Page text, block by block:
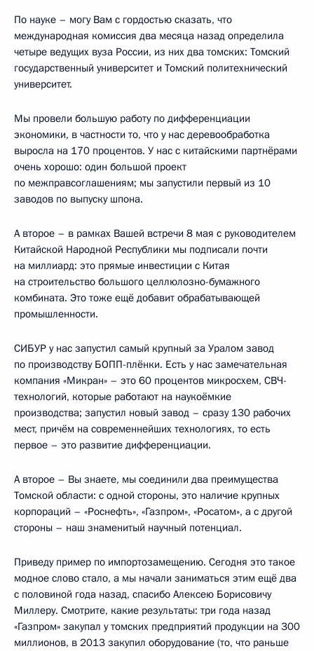
По науке – могу Вам с гордостью сказать, что
международная комиссия два месяца назад определила
четыре ведущих вуза России, из них два томских: Томский
государственный университет и Томский политехнический
университет.
Мы провели большую работу по дифференциации
экономики, в частности то, что у нас деревообработка
выросла на 170 процентов. У нас с китайскими партнёрами
очень хорошо: один большой проект
по межправсоглашениям; мы запустили первый из 10
заводов по выпуску шпона.
А второе – в рамках Вашей встречи 8 мая с руководителем
Китайской Народной Республики мы подписали почти
на миллиард: это прямые инвестиции с Китая
на строительство большого целлюлозно-бумажного
комбината. Это тоже ещё добавит обрабатывающей
промышленности.
СИБУР у нас запустил самый крупный за Уралом завод
по производству БОПП-плёнки. Есть у нас замечательная
компания «Микран» – это 60 процентов микросхем, СВЧ-
технологий, которые работают на наукоёмкие
производства; запустил новый завод – сразу 130 рабочих
мест, причём на современнейших технологиях, то есть
первое – это развитие дифференциации.
А второе – Вы знаете, мы соединили два преимущества
Томской области: с одной стороны, это наличие крупных
корпораций – «Роснефть», «Газпром», «Росатом», а с другой
стороны – наш знаменитый научный потенциал.
Приведу пример по импортозамещению. Сегодня это такое
модное слово стало, а мы начали заниматься этим ещё два
с половиной года назад, спасибо Алексею Борисовичу
Миллеру. Смотрите, какие результаты: три года назад
«Газпром» закупал у томских предприятий продукции на 300
миллионов, в 2013 закупил оборудование (то, что раньше